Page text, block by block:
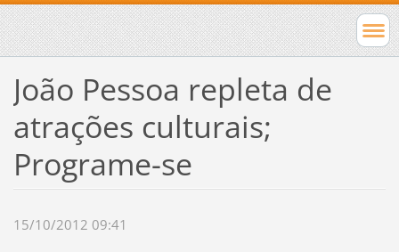
João Pessoa repleta de
atrações culturais;
Programe-se
15/10/2012 09:41